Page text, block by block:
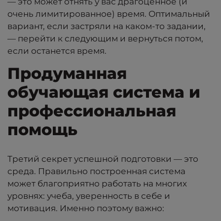
очень лимитированное) время. Оптимальный
вариант, если застряли на каком-то задании,
— перейти к следующим и вернуться потом,
если останется время.
Продуманная
обучающая система и
профессиональная
помощь
Третий секрет успешной подготовки — это
среда. Правильно построенная система
может благоприятно работать на многих
уровнях: учеба, уверенность в себе и
мотивация. Именно поэтому важно: